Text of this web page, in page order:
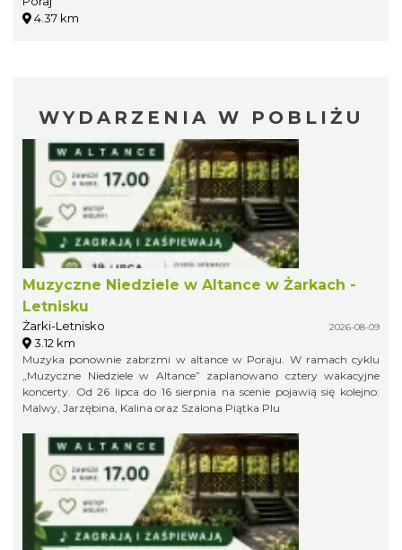
4.37 km
WYDARZENIA W POBLIŻU
Muzyczne Niedziele w Altance w Żarkach -
Letnisku
Żarki-Letnisko 2026-08-09
3.12 km
Muzyka ponownie zabrzmi w altance w Poraju. W ramach cyklu
„Muzyczne Niedziele w Altance” zaplanowano cztery wakacyjne
koncerty. Od 26 lipca do 16 sierpnia na scenie pojawią się kolejno:
Malwy, Jarzębina, Kalina oraz Szalona Piątka Plu